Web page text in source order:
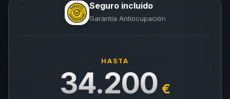
Seguro incluido
Garantía Antiocupación
HASTA
34.200 €